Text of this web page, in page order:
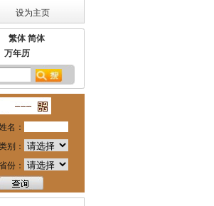
设为主页
繁体 简体
万年历
祝贺本站入选 2018艺术行业百强
名：
别：
份：